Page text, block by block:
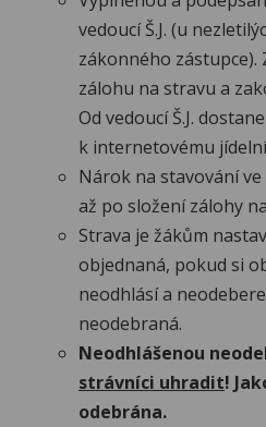
vedoucí Š.J. (u
zákonného
zálohu na stravu a
Od vedoucí Š.J.
k internetovému
Nárok na stavování
až po složení zálohy
Strava je žákům
objednaná, pokud si
neodhlásí a
neodebraná.
Neodhlášenou
strávníci uhradit!
odebrána.